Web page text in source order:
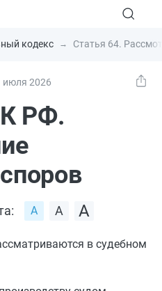
кодекс Статья 64.
июля 2026
РФ.
в судебном